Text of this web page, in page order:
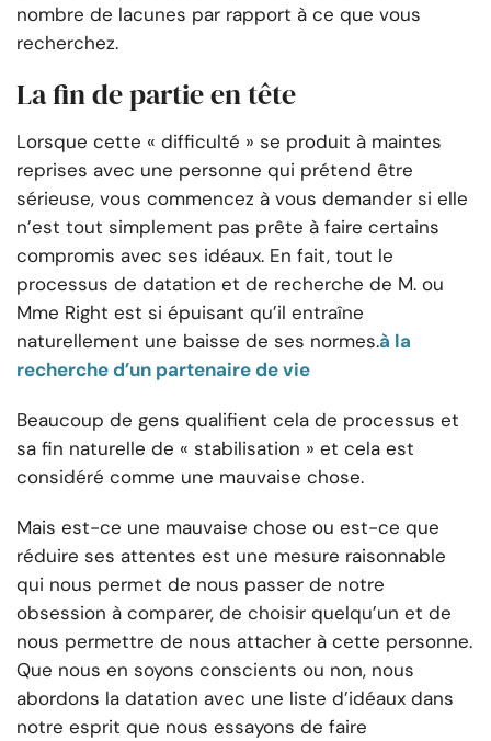
nombre de lacunes par rapport à ce que vous
recherchez.
La fin de partie en tête
Lorsque cette « difficulté » se produit à maintes
reprises avec une personne qui prétend être
sérieuse, vous commencez à vous demander si elle
n’est tout simplement pas prête à faire certains
compromis avec ses idéaux. En fait, tout le
processus de datation et de recherche de M. ou
Mme Right est si épuisant qu’il entraîne
naturellement une baisse de ses normes.à la
recherche d’un partenaire de vie
Beaucoup de gens qualifient cela de processus et
sa fin naturelle de « stabilisation » et cela est
considéré comme une mauvaise chose.
Mais est-ce une mauvaise chose ou est-ce que
réduire ses attentes est une mesure raisonnable
qui nous permet de nous passer de notre
obsession à comparer, de choisir quelqu’un et de
nous permettre de nous attacher à cette personne.
Que nous en soyons conscients ou non, nous
abordons la datation avec une liste d’idéaux dans
notre esprit que nous essayons de faire